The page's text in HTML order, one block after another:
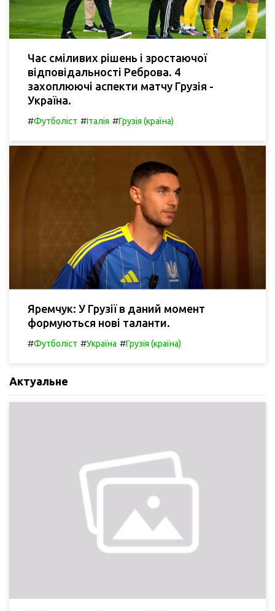
Час сміливих рішень і зростаючої
відповідальності Реброва. 4
захоплюючі аспекти матчу Грузія -
Україна.
#Футболіст #Італія #Грузія (країна)
Яремчук: У Грузії в даний момент
формуються нові таланти.
#Футболіст #Україна #Грузія (країна)
Актуальне